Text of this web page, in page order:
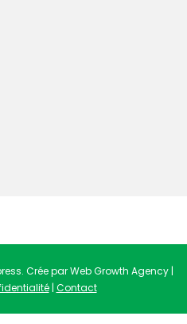
Crée par Web Growth Agency |
| Contact